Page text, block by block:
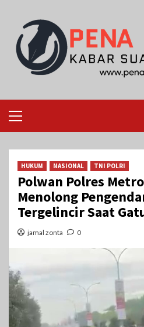
content
Menu
HUKUM NASIONAL TNI POLRI
Polwan Polres
Menolong
Tergelincir Saat
jamal zonta 0